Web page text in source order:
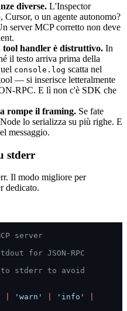
diverse. L'Inspector
Cursor, o un agente autonomo?
server MCP corretto non deve
tool handler è distruttivo. In
il testo arriva prima della
console.log scatta nel
— si inserisce letteralmente
RPC. E lì non c'è SDK che
rompe il framing. Se fate
lo serializza su più righe. E
messaggio.
stderr
Il modo migliore per
dedicato.
server
for JSON-RPC
to stderr to avoid
'warn' 'info'